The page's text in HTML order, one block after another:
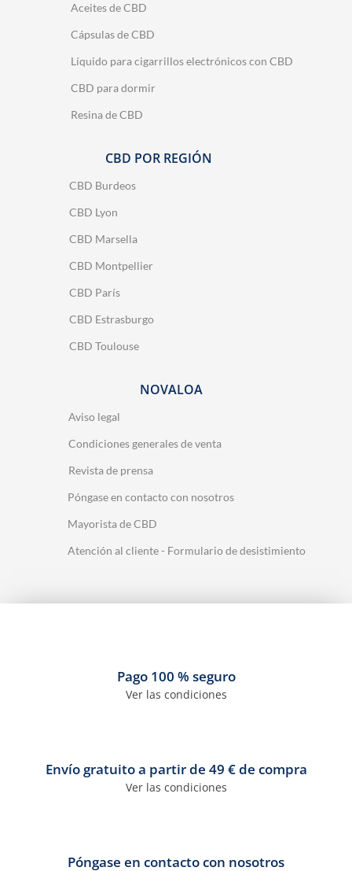
Aceites de CBD
Cápsulas de CBD
Líquido para cigarrillos electrónicos con CBD
CBD para dormir
Resina de CBD
CBD POR REGIÓN
CBD Burdeos
CBD Lyon
CBD Marsella
CBD Montpellier
CBD París
CBD Estrasburgo
CBD Toulouse
NOVALOA
Aviso legal
Condiciones generales de venta
Revista de prensa
Póngase en contacto con nosotros
Mayorista de CBD
Atención al cliente - Formulario de desistimiento
Pago 100 % seguro
Ver las condiciones
Envío gratuito a partir de 49 € de compra
Ver las condiciones
Póngase en contacto con nosotros